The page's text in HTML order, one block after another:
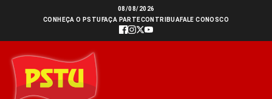
conteúdo
08/08/2026
CONHEÇA O PSTU FAÇA PARTECONTRIBUAFALE CONOSCO